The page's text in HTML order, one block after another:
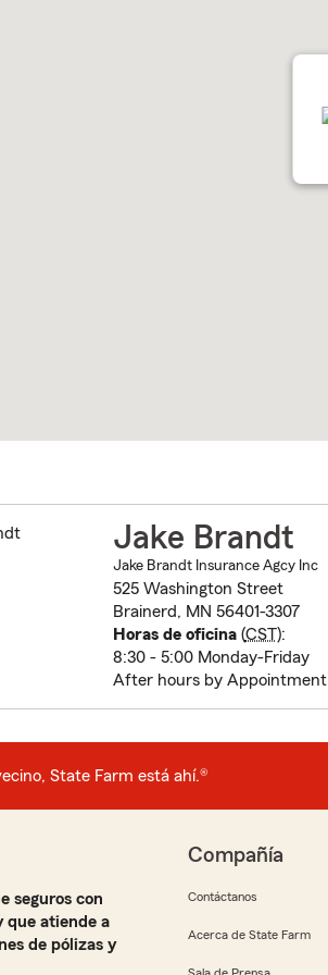
Jake Brandt
Jake Brandt Insurance Agcy Inc
525 Washington Street
Brainerd, MN 56401-3307
Horas de oficina(CST):
8:30 - 5:00 Monday-Friday
After hours by Appointment
State Farm está ahí.®
seguros con
que atiende a
de pólizas y
Compañía
Contáctanos
Acerca de State Farm